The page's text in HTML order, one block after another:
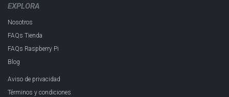
EXPLORA
Nosotros
FAQs Tienda
FAQs Raspberry Pi
Blog
Aviso de privacidad
Términos y condiciones